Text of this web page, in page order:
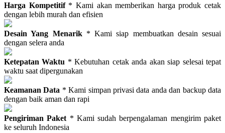
Harga Kompetitif* Kami akan memberikan harga produk cetak
dengan lebih murah dan efisien
Desain Yang Menarik* Kami siap membuatkan desain sesuai
dengan selera anda
Ketepatan Waktu * Kebutuhan cetak anda akan siap selesai tepat
waktu saat dipergunakan
Keamanan Data * Kami simpan privasi data anda dan backup data
dengan baik aman dan rapi
Pengiriman Paket * Kami sudah berpengalaman mengirim paket
ke seluruh Indonesia